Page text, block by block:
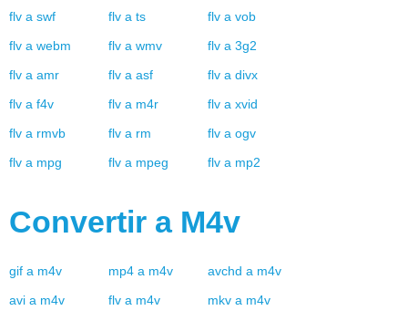
flv a swf flv a ts flv a vob
flv a webm flv a wmv flv a 3g2
flv a amr flv a asf flv a divx
flv a f4v flv a m4r flv a xvid
flv a rmvb flv a rm flv a ogv
flv a mpg flv a mpeg flv a mp2
Convertir a M4v
gif a m4v mp4 a m4v avchd a m4v
avi a m4v flv a m4v mkv a m4v